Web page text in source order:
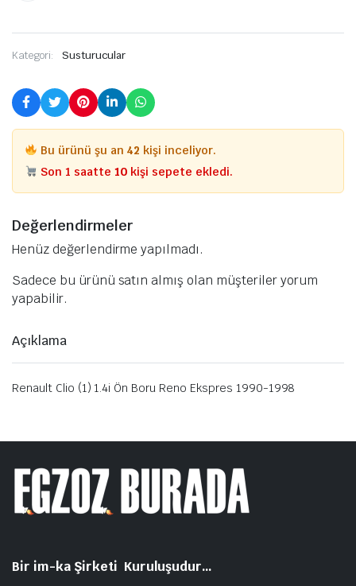
Kategori: Susturucular
Bu ürünü şu an 42 kişi inceliyor.
Son 1 saatte 10 kişi sepete ekledi.
Değerlendirmeler
Henüz değerlendirme yapılmadı.
Sadece bu ürünü satın almış olan müşteriler yorum
yapabilir.
Açıklama
Renault Clio (1) 1.4i Ön Boru Reno Ekspres 1990-1998
Bir im-ka Şirketi Kuruluşudur…